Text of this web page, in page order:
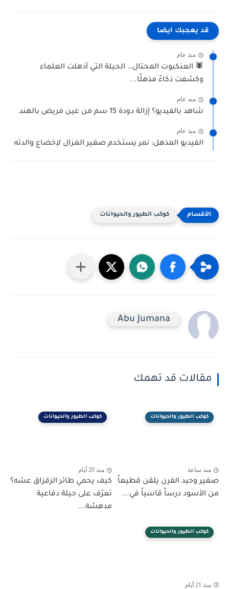
قد يعجبك ايضا
منذ عام
🕷️ العنكبوت المحتال… الحيلة التي أذهلت العلماء
وكشفت ذكاءً مذهلًا...
منذ عام
شاهد بالفيديو؟ إزالة دودة 15 سم من عين مريض بالهند
منذ عام
الفيديو المذهل: نمر يستخدم صغير الغزال لإخضاع والدته
كوكب الطيور والحيوانات
Abu Jumana
مقالات قد تهمك
كوكب الطيور والحيوانات
منذ ساعة
صغير وحيد القرن يلقن قطيعاً
من الأسود درساً قاسياً في...
كوكب الطيور والحيوانات
منذ 20 أيام
كيف يحمي طائر الزقزاق عشه؟
تعرّف على حيلة دفاعية
مدهشة...
كوكب الطيور والحيوانات
منذ 21 أيام